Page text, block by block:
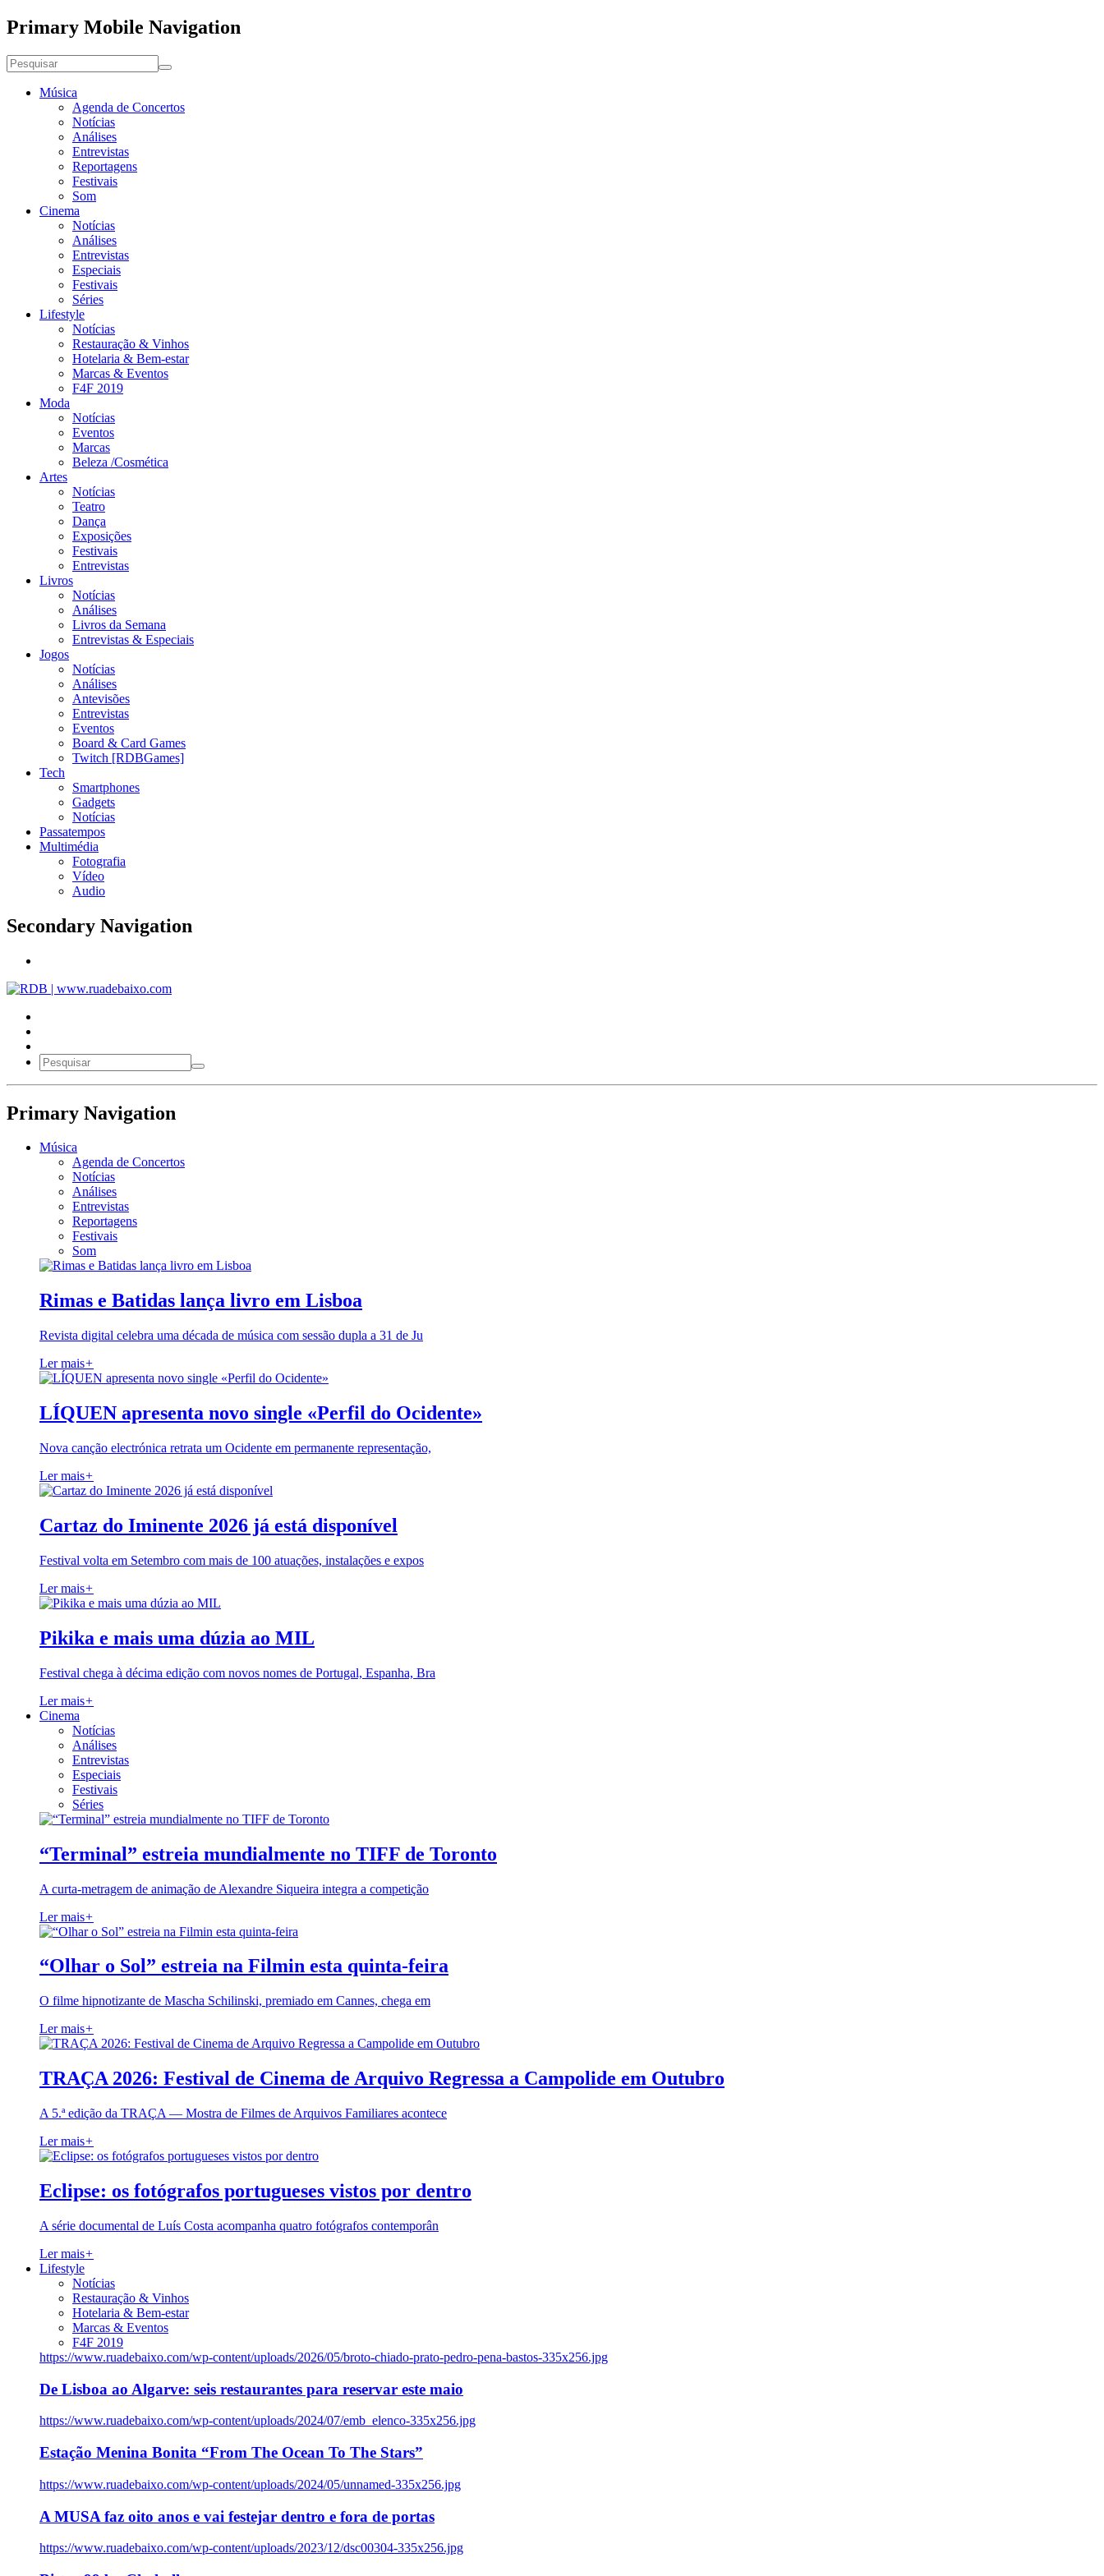
Primary Mobile Navigation
Música
Agenda de Concertos
Notícias
Análises
Entrevistas
Reportagens
Festivais
Som
Cinema
Notícias
Análises
Entrevistas
Especiais
Festivais
Séries
Lifestyle
Notícias
Restauração & Vinhos
Hotelaria & Bem-estar
Marcas & Eventos
F4F 2019
Moda
Notícias
Eventos
Marcas
Beleza /Cosmética
Artes
Notícias
Teatro
Dança
Exposições
Festivais
Entrevistas
Livros
Notícias
Análises
Livros da Semana
Entrevistas & Especiais
Jogos
Notícias
Análises
Antevisões
Entrevistas
Eventos
Board & Card Games
Twitch [RDBGames]
Tech
Smartphones
Gadgets
Notícias
Passatempos
Multimédia
Fotografia
Vídeo
Audio
Secondary Navigation
Primary Navigation
Música
Agenda de Concertos
Notícias
Análises
Entrevistas
Reportagens
Festivais
Som
Rimas e Batidas lança livro em Lisboa
Revista digital celebra uma década de música com sessão dupla a 31 de Ju
Ler mais+
LÍQUEN apresenta novo single «Perfil do Ocidente»
Nova canção electrónica retrata um Ocidente em permanente representação,
Ler mais+
Cartaz do Iminente 2026 já está disponível
Festival volta em Setembro com mais de 100 atuações, instalações e expos
Ler mais+
Pikika e mais uma dúzia ao MIL
Festival chega à décima edição com novos nomes de Portugal, Espanha, Bra
Ler mais+
Cinema
Notícias
Análises
Entrevistas
Especiais
Festivais
Séries
“Terminal” estreia mundialmente no TIFF de Toronto
A curta-metragem de animação de Alexandre Siqueira integra a competição
Ler mais+
“Olhar o Sol” estreia na Filmin esta quinta-feira
O filme hipnotizante de Mascha Schilinski, premiado em Cannes, chega em
Ler mais+
TRAÇA 2026: Festival de Cinema de Arquivo Regressa a Campolide em Outubro
A 5.ª edição da TRAÇA — Mostra de Filmes de Arquivos Familiares acontece
Ler mais+
Eclipse: os fotógrafos portugueses vistos por dentro
A série documental de Luís Costa acompanha quatro fotógrafos contemporân
Ler mais+
Lifestyle
Notícias
Restauração & Vinhos
Hotelaria & Bem-estar
Marcas & Eventos
F4F 2019
https://www.ruadebaixo.com/wp-content/uploads/2026/05/broto-chiado-prato-pedro-pena-bastos-335x256.jpg
De Lisboa ao Algarve: seis restaurantes para reservar este maio
https://www.ruadebaixo.com/wp-content/uploads/2024/07/emb_elenco-335x256.jpg
Estação Menina Bonita “From The Ocean To The Stars”
https://www.ruadebaixo.com/wp-content/uploads/2024/05/unnamed-335x256.jpg
A MUSA faz oito anos e vai festejar dentro e fora de portas
https://www.ruadebaixo.com/wp-content/uploads/2023/12/dsc00304-335x256.jpg